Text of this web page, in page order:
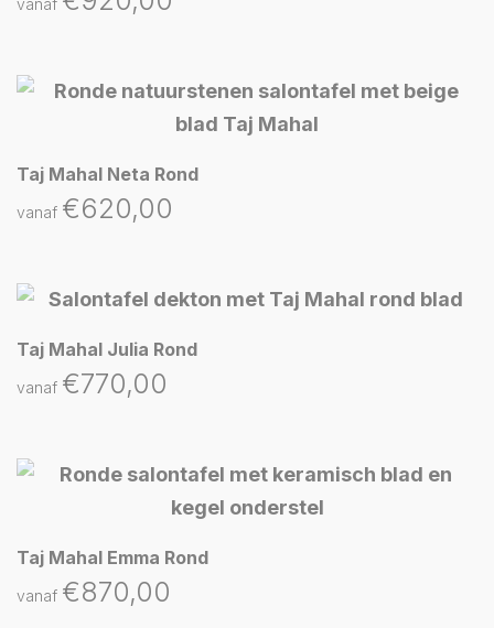
vanaf
Taj Mahal Neta Rond
vanaf €620,00
Taj Mahal Julia Rond
vanaf €770,00
Taj Mahal Emma Rond
vanaf €870,00